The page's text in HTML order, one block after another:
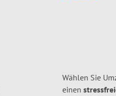
Wählen Sie
einen